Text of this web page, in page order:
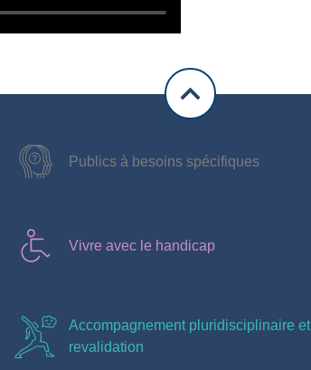
Publics à besoins spécifiques
Vivre avec le handicap
Accompagnement pluridisciplinaire et
revalidation